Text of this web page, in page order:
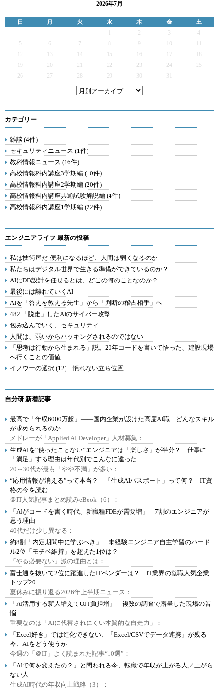
2026年7月
日 月 火 水 木 金
土
2 3
4
5
6 7 9
12
13 14 15 16 17
19
20 21 22 23 24
25
26
27 28 29 30 31
カテゴリー
雑談 (4件)
セキュリティニュース (1件)
教科情報ニュース (16件)
高校情報科内講座3学期編 (10件)
高校情報科内講座2学期編 (20件)
高校情報科内講座共通試験解説編 (4件)
高校情報科内講座1学期編 (22件)
エンジニアライフ 最新の投稿
私は技術屋だ-便利になるほど、人間は弱くなるのか
私たちはデジタル世界で生きる準備ができているのか？
AIにDB設計を任せるとは、どこの何のことなのか？
最後には離れていくAI
AIを「答えを教える先生」から「判断の稽古相手」へ
482.「脱走」したAIのサイバー攻撃
包み込んでいく、セキュリティ
人間は、弱いからハッキングされるのではない
「思考は行動から生まれる」説。20年コードを書いて悟った、建設現場
へ行くことの価値
イノウーの選択 (12) 慣れない立ち位置
自分研 新着記事
最高で「年収6000万超」――国内企業が設けた高度AI職 どんなスキル
が求められるのか
メドレーが「Applied AI Developer」人材募集：
生成AIを“使ったことない”エンジニアは「楽しさ」が半分？ 仕事に
「満足」する理由は年代別でこんなに違った
20～30代が最も「やや不満」が多い：
“応用情報が消える”って本当？ 「生成AIパスポート」って何？ IT資
格の今を読む
＠IT人気記事まとめ読みeBook（6）：
「AIがコードを書く時代、新職種FDEが需要増」 7割のエンジニアが
思う理由
40代だけ少し異なる：
約8割「内定期間中に学ぶべき」 未経験エンジニア自主学習のハード
ル2位「モチベ維持」を超えた1位は？
「やる必要ない」派の理由とは：
富士通を抜いて2位に躍進したITベンダーは？ IT業界の就職人気企業
トップ20
夏休みに振り返る2026年上半期ニュース：
「AI活用する新人増えてOJT負担増」 複数の調査で露呈した現場の苦
悩
重要なのは「AIに代替されにくい本質的な自走力」：
「Excel好き」では進化できない、「Excel/CSVでデータ連携」が残る
今、AIをどう使うか
今週の「＠IT」よく読まれた記事“10選”：
「AIで何を変えたの？」と問われる今、転職で年収が上がる人／上がら
ない人
生成AI時代の年収向上戦略（3）：